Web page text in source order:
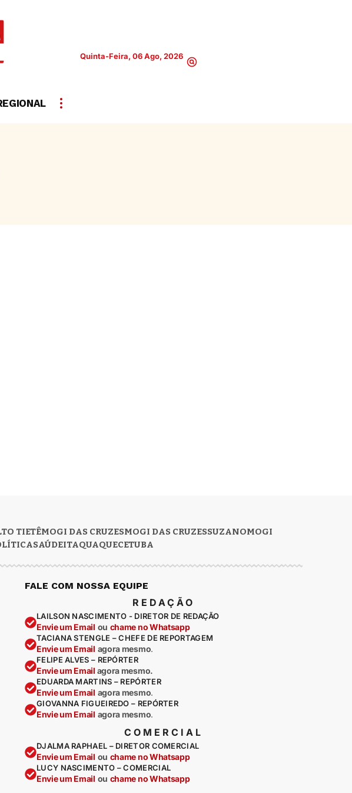
Quinta-Feira, 06 Ago, 2026
TIETÊMOGI DAS CRUZESMOGI DAS CRUZESSUZANOMOGI
SAÚDEITAQUAQUECETUBA
FALE COM NOSSA EQUIPE
REDAÇÃO
LAILSON NASCIMENTO - DIRETOR DE REDAÇÃO
Envie um Email ou chame no Whatsapp
TACIANA STENGLE – CHEFE DE REPORTAGEM
Envie um Email agora mesmo.
FELIPE ALVES – REPÓRTER
Envie um Email agora mesmo.
EDUARDA MARTINS – REPÓRTER
Envie um Email agora mesmo.
GIOVANNA FIGUEIREDO – REPÓRTER
Envie um Email agora mesmo.
COMERCIAL
DJALMA RAPHAEL – DIRETOR COMERCIAL
Envie um Email ou chame no Whatsapp
LUCY NASCIMENTO – COMERCIAL
Envie um Email ou chame no Whatsapp